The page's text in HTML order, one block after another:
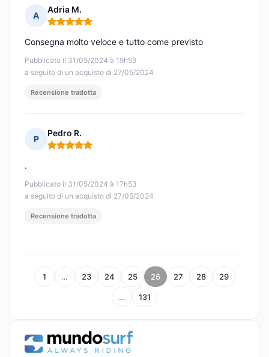
A
Adria M.
Nota: 5 su 5
Pubblicato il 31/05/2024 à 19h59
a seguito di un acquisto di 27/05/2024
Consegna molto veloce e tutto come previsto
Recensione tradotta
P
Pedro R.
Nota: 5 su 5
Pubblicato il 31/05/2024 à 17h53
a seguito di un acquisto di 27/05/2024
.
Recensione tradotta
1 … 23 24 25 26 27 28 29
… 131